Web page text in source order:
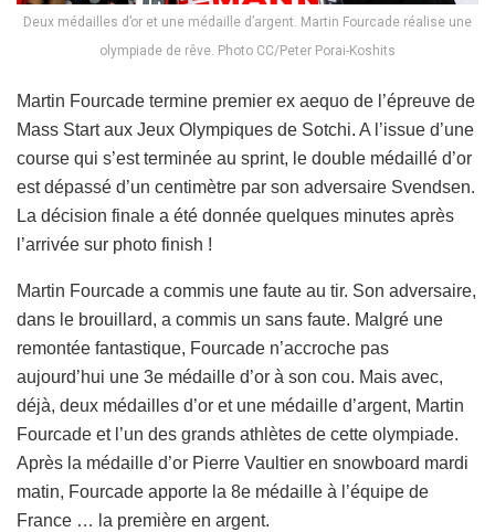
Deux médailles d’or et une médaille d’argent. Martin Fourcade réalise une
olympiade de rêve. Photo CC/Peter Porai-Koshits
Martin Fourcade termine premier ex aequo de l’épreuve de
Mass Start aux Jeux Olympiques de Sotchi. A l’issue d’une
course qui s’est terminée au sprint, le double médaillé d’or
est dépassé d’un centimètre par son adversaire Svendsen.
La décision finale a été donnée quelques minutes après
l’arrivée sur photo finish !
Martin Fourcade a commis une faute au tir. Son adversaire,
dans le brouillard, a commis un sans faute. Malgré une
remontée fantastique, Fourcade n’accroche pas
aujourd’hui une 3e médaille d’or à son cou. Mais avec,
déjà, deux médailles d’or et une médaille d’argent, Martin
Fourcade et l’un des grands athlètes de cette olympiade.
Après la médaille d’or Pierre Vaultier en snowboard mardi
matin, Fourcade apporte la 8e médaille à l’équipe de
France … la première en argent.